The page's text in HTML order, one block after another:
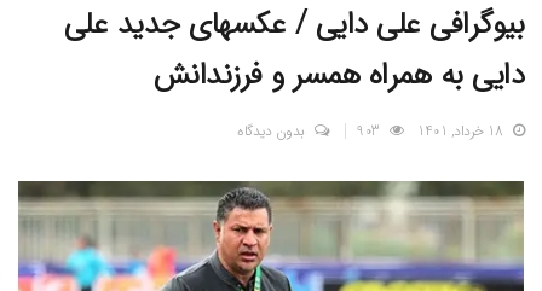
بیوگرافی علی دایی / عکسهای جدید علی
دایی به همراه همسر و فرزندانش
18 خرداد, 1401 بدون دیدگاه